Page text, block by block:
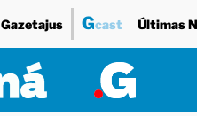
Gazetajus Gcast Últimas